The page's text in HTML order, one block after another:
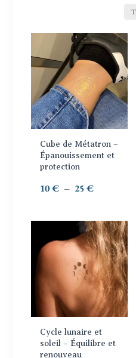
Cube de Métatron –
Épanouissement et
protection
10€ – 25€Plage
prix :
10 €
à
25 €
Ce
produit
a
plusieurs
variations.
Les
options
peuvent
être
choisies
la
du
produit
Cycle lunaire et
soleil – Équilibre et
renouveau
Ce
produit
plusieurs
variations.
Les
options
peuvent